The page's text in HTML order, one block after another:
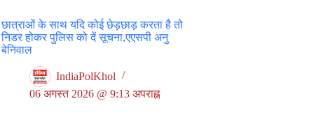
छात्राओं के साथ यदि कोई छेड़छाड़ करता है तो
निडर होकर पुलिस को दें सूचना,एएसपी अनु
बेनिवाल
IndiaPolKhol
06 अगस्त 2026 @ 9:13 अपराह्न